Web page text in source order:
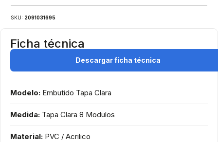
SKU: 2091031695
Ficha técnica
Descargar ficha técnica
Modelo: Embutido Tapa Clara
Medida: Tapa Clara 8 Modulos
Material: PVC / Acrilico